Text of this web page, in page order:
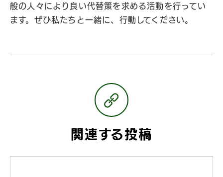
般の人々により良い代替策を求める活動を行ってい
ます。ぜひ私たちと一緒に、行動してください。
関連する投稿